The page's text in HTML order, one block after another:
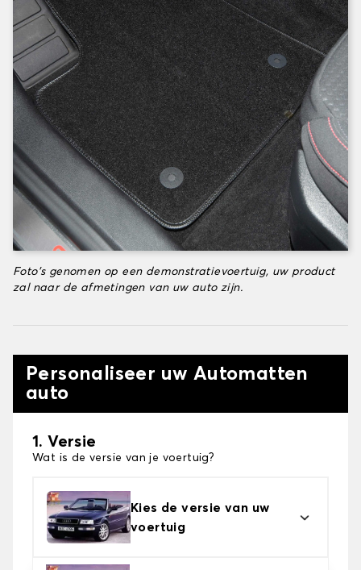
Foto's genomen op een demonstratievoertuig, uw product
zal naar de afmetingen van uw auto zijn.
Personaliseer uw Automatten
auto
1. Versie
Wat is de versie van je voertuig?
Kies de versie van uw
voertuig